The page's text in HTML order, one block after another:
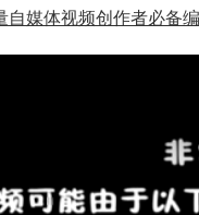
自媒体视频创作者必